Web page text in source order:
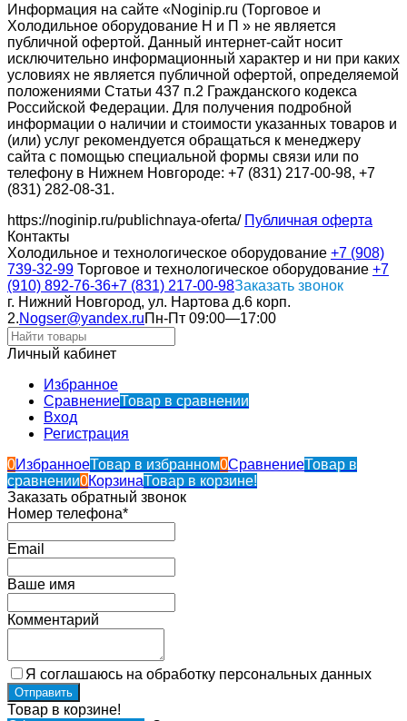
Информация на сайте «Noginip.ru (Торговое и
Холодильное оборудование Н и П » не является
публичной офертой. Данный интернет-сайт носит
исключительно информационный характер и ни при каких
условиях не является публичной офертой, определяемой
положениями Статьи 437 п.2 Гражданского кодекса
Российской Федерации. Для получения подробной
информации о наличии и стоимости указанных товаров и
(или) услуг рекомендуется обращаться к менеджеру
сайта с помощью специальной формы связи или по
телефону в Нижнем Новгороде: +7 (831) 217-00-98, +7
(831) 282-08-31.
https://noginip.ru/publichnaya-oferta/ Публичная оферта
Контакты
Холодильное и технологическое оборудование +7 (908)
739-32-99 Торговое и технологическое оборудование +7
(910) 892-76-36+7 (831) 217-00-98Заказать звонок
г. Нижний Новгород, ул. Нартова д.6 корп.
2.Nogser@yandex.ruПн-Пт 09:00—17:00
Личный кабинет
Избранное
СравнениеТовар в сравнении
Вход
Регистрация
0ИзбранноеТовар в избранном0СравнениеТовар в
сравнении0КорзинаТовар в корзине!
Заказать обратный звонок
Номер телефона*
Email
Ваше имя
Комментарий
Я соглашаюсь на обработку персональных данных
Товар в корзине!